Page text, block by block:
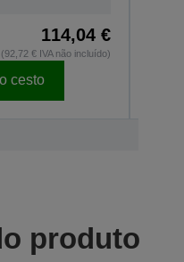
114,04 €
€ IVA não incluído)
cesto
produto